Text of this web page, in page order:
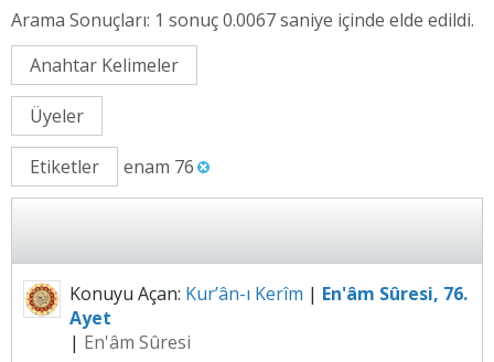
Arama Sonuçları: 1 sonuç 0.0067 saniye içinde elde edildi.
Anahtar Kelimeler
Üyeler
Etiketler enam 76
Konuyu Açan: Kur’ân-ı Kerîm | En'âm Sûresi, 76.
Ayet
| En'âm Sûresi